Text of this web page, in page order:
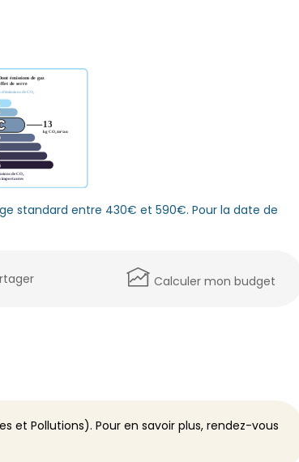
standard entre 430€ et 590€. Pour la date de
Calculer mon budget
et Pollutions). Pour en savoir plus, rendez-vous